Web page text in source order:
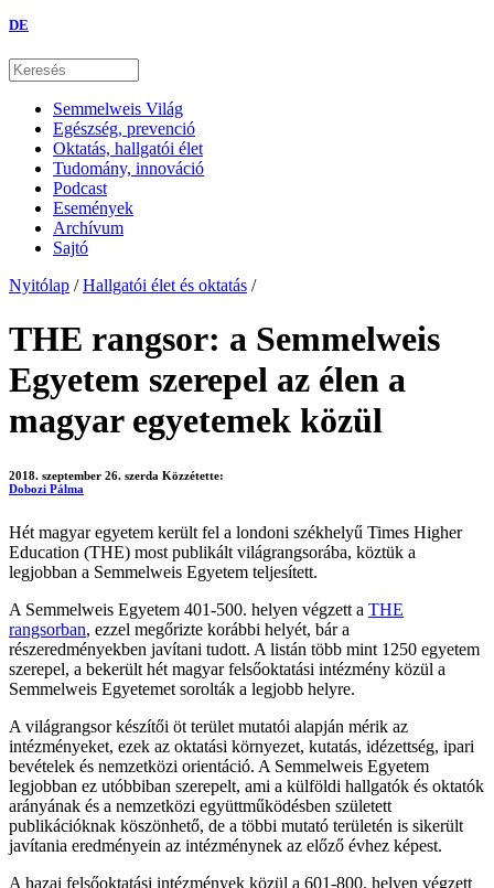
DE
Semmelweis Világ
Egészség, prevenció
Oktatás, hallgatói élet
Tudomány, innováció
Podcast
Események
Archívum
Sajtó
Nyitólap / Hallgatói élet és oktatás /
THE rangsor: a Semmelweis
Egyetem szerepel az élen a
magyar egyetemek közül
2018. szeptember 26. szerda Közzétette:
Dobozi Pálma
Hét magyar egyetem került fel a londoni székhelyű Times Higher
Education (THE) most publikált világrangsorába, köztük a
legjobban a Semmelweis Egyetem teljesített.
A Semmelweis Egyetem 401-500. helyen végzett a THE
rangsorban, ezzel megőrizte korábbi helyét, bár a
részeredményekben javítani tudott. A listán több mint 1250 egyetem
szerepel, a bekerült hét magyar felsőoktatási intézmény közül a
Semmelweis Egyetemet sorolták a legjobb helyre.
A világrangsor készítői öt terület mutatói alapján mérik az
intézményeket, ezek az oktatási környezet, kutatás, idézettség, ipari
bevételek és nemzetközi orientáció. A Semmelweis Egyetem
legjobban ez utóbbiban szerepelt, ami a külföldi hallgatók és oktatók
arányának és a nemzetközi együttműködésben született
publikációknak köszönhető, de a többi mutató területén is sikerült
javítania eredményein az intézménynek az előző évhez képest.
A hazai felsőoktatási intézmények közül a 601-800. helyen végzett